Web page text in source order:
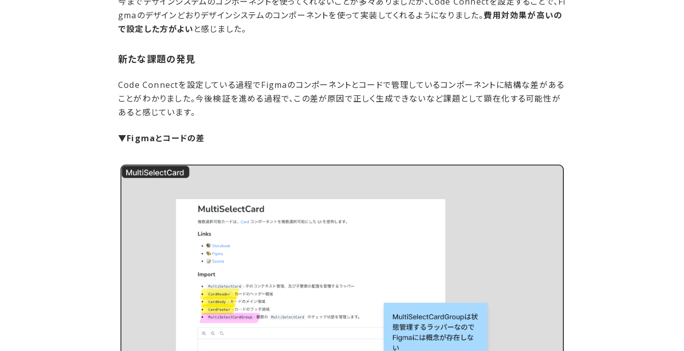
gmaのデザインどおりデザインシステムのコンポーネントを使って実装してくれるようになりました。費用対効果が高いの
で設定した方がよい と感じました。
新たな​課題の​発見
Code Connectを設定している過程でFigmaのコンポーネントとコードで管理しているコンポーネントに結構な差がある
ことがわかりました。今後検証を進める過程で、この差が原因で正しく生成できないなど課題として顕在化する可能性が
あると感じています。
▼Figmaとコードの差